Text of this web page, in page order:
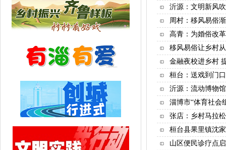
沂源：文明新风
周村：移风易俗
高青：为婚俗改
移风易俗让乡村
金融夜校进乡村
桓台：送戏到门
沂源：流动博物
淄博市“体育社会
张店：乡村马拉
桓台县果里镇沈
山区便民诊疗点